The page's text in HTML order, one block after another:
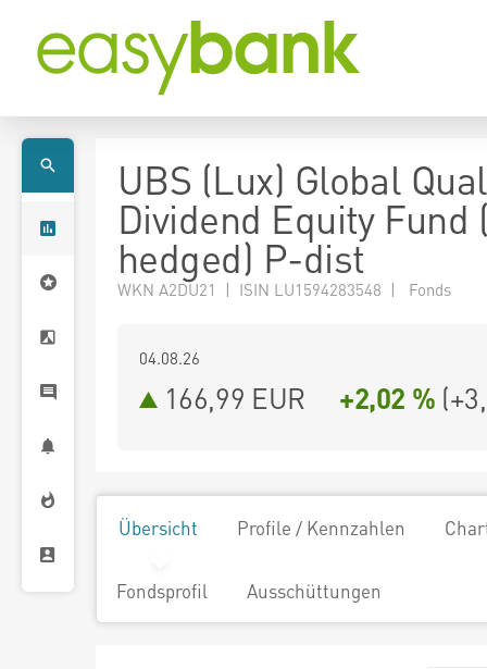
UBS (Lux) Global
Dividend Equity Fund
hedged) P-dist
WKN A2DU21 | ISIN LU1594283548 | Fonds
04.08.26
166,99 EUR +2,02 % (
Übersicht Profile / Kennzahlen
Fondsprofil Ausschüttungen